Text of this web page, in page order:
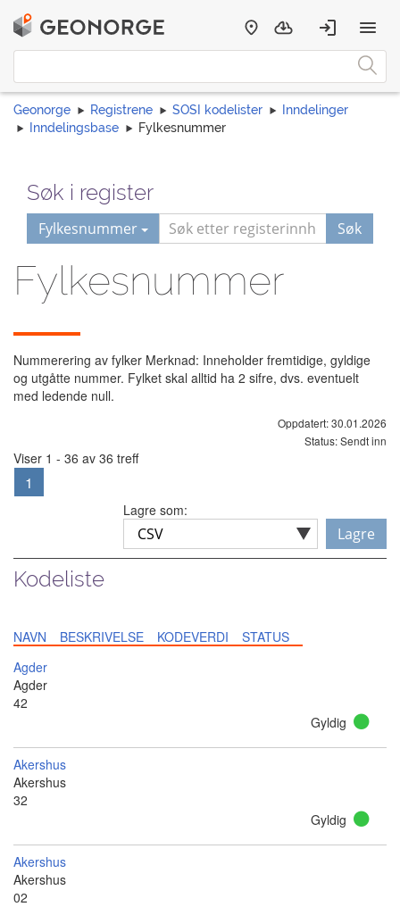
Geonorge Registrene SOSI kodelister
Inndelinger
Inndelingsbase
Fylkesnummer
Søk i register
Fylkesnummer Søk
Fylkesnummer
Nummerering av fylker Merknad: Inneholder fremtidige, gyldige
og utgåtte nummer. Fylket skal alltid ha 2 sifre, dvs. eventuelt
med ledende null.
Oppdatert: 30.01.2026
Status: Sendt inn
Viser 1 - 36 av 36 treff
1
Lagre som:
Lagre
Kodeliste
NAVN BESKRIVELSE KODEVERDI
STATUS
Agder
Agder
42
Gyldig
Akershus
Akershus
32
Gyldig
Akershus
Akershus
02